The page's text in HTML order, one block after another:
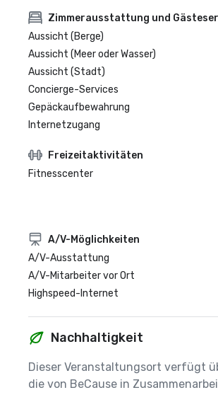
Zimmerausstattung und
Aussicht (Berge)
Aussicht (Meer oder Wasser)
Aussicht (Stadt)
Concierge-Services
Gepäckaufbewahrung
Internetzugang
Freizeitaktivitäten
Fitnesscenter
A/V-Möglichkeiten
A/V-Ausstattung
A/V-Mitarbeiter vor Ort
Highspeed-Internet
Nachhaltigkeit
Dieser Veranstaltungsort verfügt
die von BeCause in